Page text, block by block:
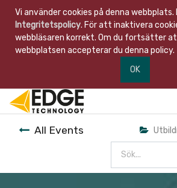
Vi använder cookies på denna webbplats.
Integritetspolicy. För att inaktivera
webbläsaren korrekt. Om du fortsätter
webbplatsen accepterar du denna policy.
OK
All Events